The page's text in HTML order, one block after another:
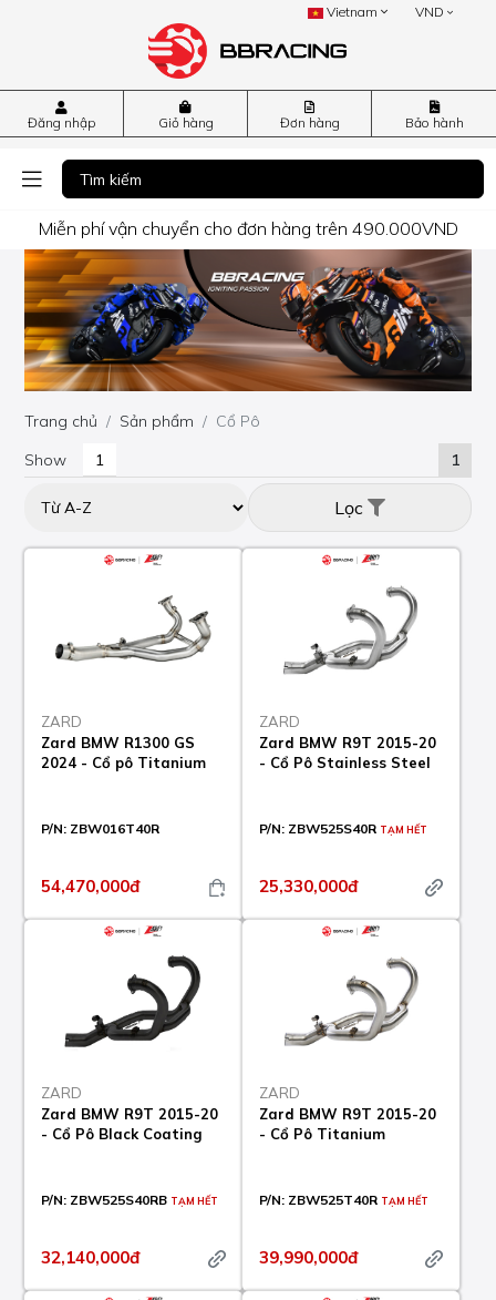
Vietnam VND
Đăng nhập Giỏ hàng Đơn hàng Bảo hành
Miễn phí vận chuyển cho đơn hàng trên 490.000VND
Trang chủ Sản phẩm
Cổ Pô
Show
1
Lọc
ZARD
Zard BMW R1300 GS
2024 - Cổ pô Titanium
P/N: ZBW016T40R
54,470,000đ
ZARD
Zard BMW R9T 2015-20
- Cổ Pô Stainless Steel
P/N: ZBW525S40R TẠM HẾT
25,330,000đ
ZARD
Zard BMW R9T 2015-20
- Cổ Pô Black Coating
P/N: ZBW525S40RB TẠM HẾT
32,140,000đ
ZARD
Zard BMW R9T 2015-20
- Cổ Pô Titanium
P/N: ZBW525T40R TẠM HẾT
39,990,000đ